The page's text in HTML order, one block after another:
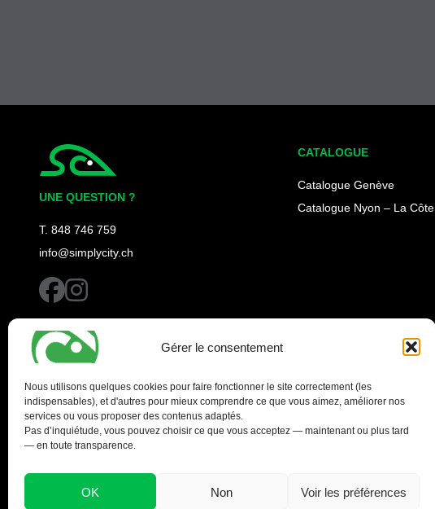
Gérer le consentement
Nous utilisons quelques cookies pour faire fonctionner le site correctement (les
indispensables), et d'autres pour mieux comprendre ce que vous aimez, améliorer nos
services ou vous proposer des contenus adaptés.
Pas d’inquiétude, vous pouvez choisir ce que vous acceptez — maintenant ou plus tard
— en toute transparence.
OK Non Voir les préférences
UNE QUESTION ?
T. 848 746 759
info@simplycity.ch
facebookinstagram
CATALOGUE
Catalogue Genève
Catalogue Nyon – La Côte